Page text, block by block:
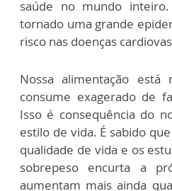
saúde no mundo
tornado uma grande
risco nas doenças
Nossa alimentação
consume exagerado de
Isso é consequência do
estilo de vida. É sabido
qualidade de vida e os
sobrepeso encurta a
aumentam mais ainda